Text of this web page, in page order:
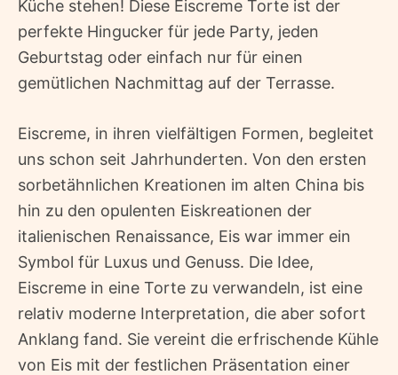
Küche stehen! Diese Eiscreme Torte ist der
perfekte Hingucker für jede Party, jeden
Geburtstag oder einfach nur für einen
gemütlichen Nachmittag auf der Terrasse.
Eiscreme, in ihren vielfältigen Formen, begleitet
uns schon seit Jahrhunderten. Von den ersten
sorbetähnlichen Kreationen im alten China bis
hin zu den opulenten Eiskreationen der
italienischen Renaissance, Eis war immer ein
Symbol für Luxus und Genuss. Die Idee,
Eiscreme in eine Torte zu verwandeln, ist eine
relativ moderne Interpretation, die aber sofort
Anklang fand. Sie vereint die erfrischende Kühle
von Eis mit der festlichen Präsentation einer